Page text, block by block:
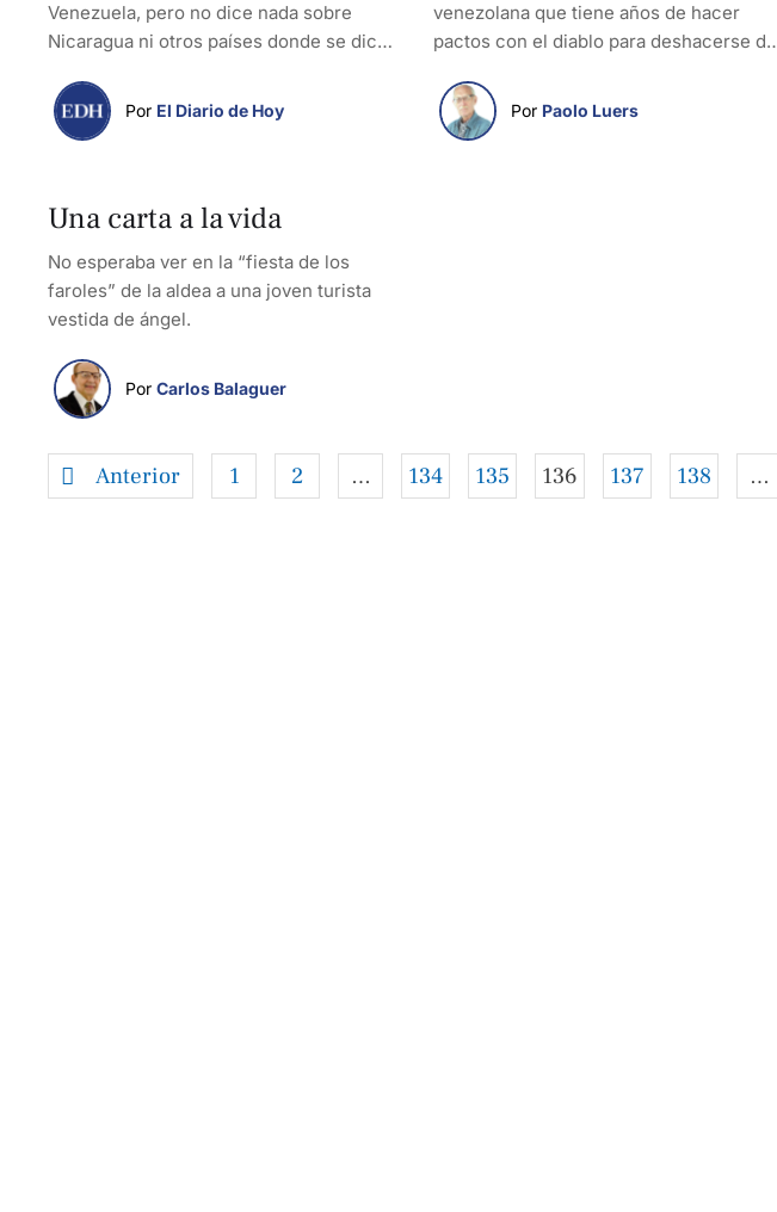
Venezuela, pero no dice nada sobre
Nicaragua ni otros países donde se dice
Por El Diario de Hoy
venezolana que tiene años de hacer
pactos con el diablo para deshacerse de
Por Paolo Luers
Una carta a la vida
No esperaba ver en la “fiesta de los
faroles” de la aldea a una joven turista
vestida de ángel.
Por Carlos Balaguer
Anterior 1 2 … 134 135 136 137 138 …